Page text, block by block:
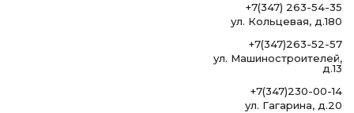
+7(347) 263-54-35
ул. Кольцевая, д.180
+7(347)263-52-57
ул. Машиностроителей,
д.13
+7(347)230-00-14
ул. Гагарина, д.20